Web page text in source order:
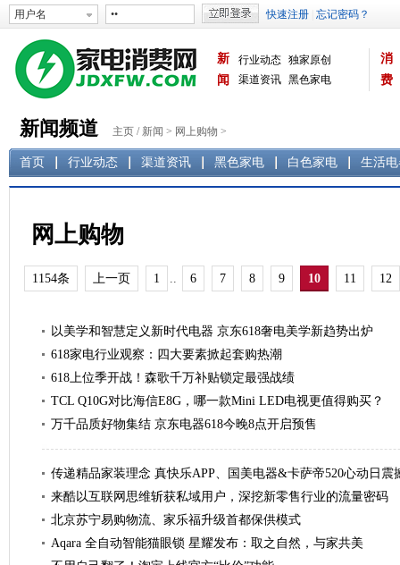
新
闻
行业动态 独家原创
渠道资讯 黑色家电
消
费
新闻频道 主页 / 新闻 > 网上购物 >
首页 行业动态 渠道资讯 黑色家电 白色家电 生活
网上购物
1154条 上一页 1 .. 6 7 8 9 10 11 12
以美学和智慧定义新时代电器 京东618奢电美学新趋势出炉
618家电行业观察：四大要素掀起套购热潮
618上位季开战！森歌千万补贴锁定最强战绩
TCL Q10G对比海信E8G，哪一款Mini LED电视更值得购买？
万千品质好物集结 京东电器618今晚8点开启预售
传递精品家装理念 真快乐APP、国美电器&卡萨帝520心动日震
来酷以互联网思维斩获私域用户，深挖新零售行业的流量密码
北京苏宁易购物流、家乐福升级首都保供模式
Aqara 全自动智能猫眼锁 星耀发布：取之自然，与家共美